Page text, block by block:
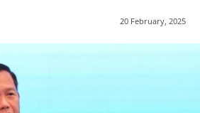
20 February, 2025